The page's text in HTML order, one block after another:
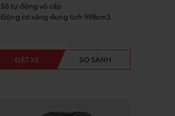
Số tự động vô cấp
Động cơ xăng dung tích 998cm3
ĐẶT XE SO SÁNH